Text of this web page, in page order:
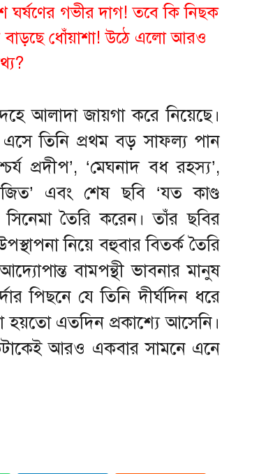
ঘর্ষণের গভীর দাগ! তবে কি নিছক
বাড়ছে ধোঁয়াশা! উঠে এলো আরও
আলাদা জায়গা করে নিয়েছে।
এসে তিনি প্রথম বড় সাফল্য পান
প্রদীপ’, ‘মেঘনাদ বধ রহস্য’,
এবং শেষ ছবি ‘যত কাণ্ড
তৈরি করেন। তাঁর ছবির
নিয়ে বহুবার বিতর্ক তৈরি
বামপন্থী ভাবনার মানুষ
পিছনে যে তিনি দীর্ঘদিন ধরে
হয়তো এতদিন প্রকাশ্যে আসেনি।
আরও একবার সামনে এনে